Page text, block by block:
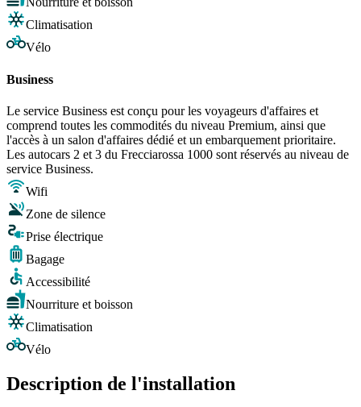
Climatisation
Vélo
Business
Le service Business est conçu pour les voyageurs d'affaires et
comprend toutes les commodités du niveau Premium, ainsi que
l'accès à un salon d'affaires dédié et un embarquement prioritaire.
Les autocars 2 et 3 du Frecciarossa 1000 sont réservés au niveau de
service Business.
Wifi
Zone de silence
Prise électrique
Bagage
Accessibilité
Nourriture et boisson
Climatisation
Vélo
Description de l'installation